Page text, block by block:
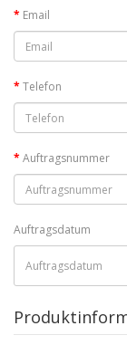
Email
Telefon
Auftragsnummer
Auftragsdatum